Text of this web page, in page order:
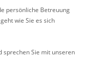
persönliche Betreuung
wie Sie es sich
sprechen Sie mit unseren